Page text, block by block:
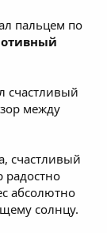
пальцем по
счастливый
между
счастливый
радостно
абсолютно
солнцу.